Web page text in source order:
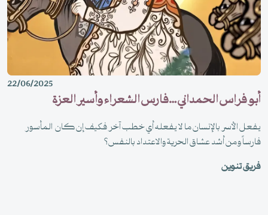
22/06/2025
أبو فراس الحمداني …فارس الشعراء وأسير العزة
يفعل الأسر بالإنسان ما لا يفعله أي خطب آخر فكيف إن كان المأسور
فارساً ومن أشد عشاق الحرية والاعتداد بالنفس؟
فريق تنوين